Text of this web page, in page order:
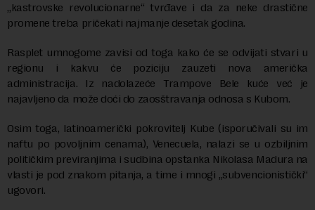
„kastrovske revolucionarne“ tvrđave i da za neke drastične
promene treba pričekati najmanje desetak godina.
Rasplet umnogome zavisi od toga kako će se odvijati stvari u
regionu i kakvu će poziciju zauzeti nova američka
administracija. Iz nadolazeće Trampove Bele kuće već je
najavljeno da može doći do zaosštravanja odnosa s Kubom.
Osim toga, latinoamerički pokrovitelj Kube (isporučivali su im
naftu po povoljnim cenama), Venecuela, nalazi se u ozbiljnim
političkim previranjima i sudbina opstanka Nikolasa Madura na
vlasti je pod znakom pitanja, a time i mnogi „subvencionistički“
ugovori.